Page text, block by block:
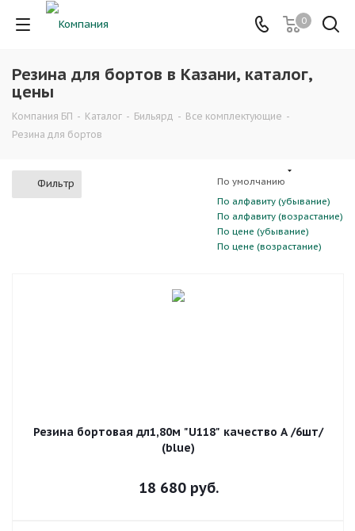
0
Резина для бортов в Казани, каталог,
цены
Компания БП - Каталог - Бильярд - Все комплектующие -
Резина для бортов
Фильтр
По умолчанию
По алфавиту (убывание)
По алфавиту (возрастание)
По цене (убывание)
По цене (возрастание)
Резина бортовая дл1,80м "U118" качество А /6шт/
(blue)
18 680руб.